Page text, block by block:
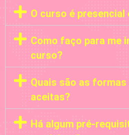
O curso é presencial
Como faço para me
curso?
Quais são as
aceitas?
Há algum pré-